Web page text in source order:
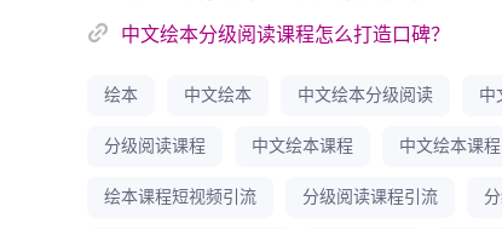
五、如何保持短视频更新的持续性？
制定内容日历很重要！可以按主题规划：周一
时是课堂实录。保持定期更新频率，让用户养
中文绘本分级阅读课程怎么打造口碑？
绘本 中文绘本 中文绘本分级阅读 中
分级阅读课程 中文绘本课程 中文绘本课
绘本课程短视频引流 分级阅读课程引流